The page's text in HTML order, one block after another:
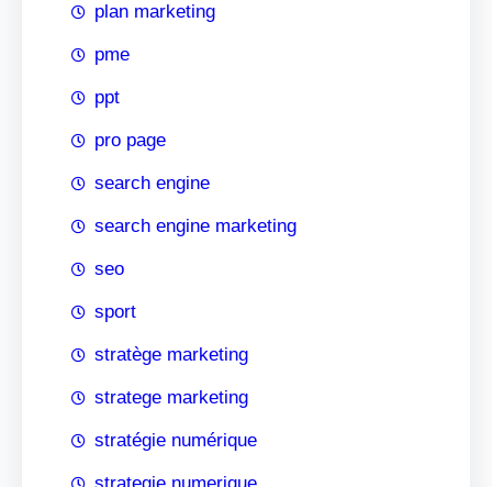
plan marketing
pme
ppt
pro page
search engine
search engine marketing
seo
sport
stratège marketing
stratege marketing
stratégie numérique